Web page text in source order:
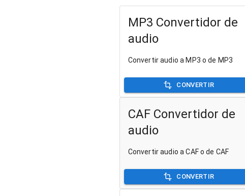
MP3 Convertidor de
audio
Convertir audio a MP3 o de MP3
CONVERTIR
CAF Convertidor de
audio
Convertir audio a CAF o de CAF
CONVERTIR